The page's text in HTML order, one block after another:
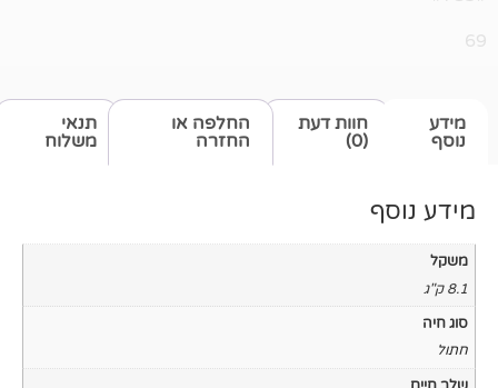
תנאי
משלוח
חוות דעת
החלפה או
החזרה